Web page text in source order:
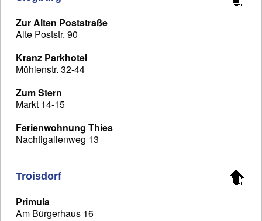
Zur Alten Poststraße
Alte Poststr. 90
Kranz Parkhotel
Mühlenstr. 32-44
Zum Stern
Markt 14-15
Ferienwohnung Thies
Nachtigallenweg 13
Troisdorf
Primula
Am Bürgerhaus 16